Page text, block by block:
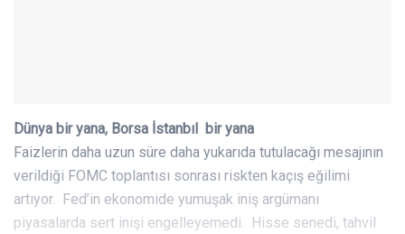
Dünya bir yana, Borsa İstanbıl bir yana
Faizlerin daha uzun süre daha yukarıda tutulacağı mesajının
verildiği FOMC toplantısı sonrası riskten kaçış eğilimi
artıyor. Fed’in ekonomide yumuşak iniş argümanı
piyasalarda sert inişi engelleyemedi. Hisse senedi, tahvil